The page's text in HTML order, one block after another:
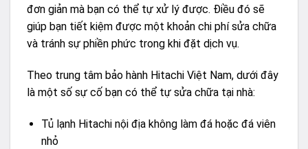
đơn giản mà bạn có thể tự xử lý được. Điều đó sẽ
giúp bạn tiết kiệm được một khoản chi phí sửa chữa
và tránh sự phiền phức trong khi đặt dịch vụ.
Theo trung tâm bảo hành Hitachi Việt Nam, dưới đây
là một số sự cố bạn có thể tự sửa chữa tại nhà:
Tủ lạnh Hitachi nội địa không làm đá hoặc đá viên
nhỏ